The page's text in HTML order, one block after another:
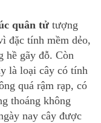
quân tử tượng
đặc tính mềm dẻo,
hề gãy đỗ. Còn
là loại cây có tính
quá rậm rạp, có
thoáng không
nay cây được